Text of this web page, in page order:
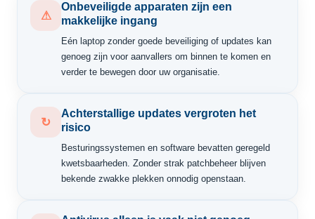
⚠
Onbeveiligde apparaten zijn een
makkelijke ingang
Eén laptop zonder goede beveiliging of updates kan
genoeg zijn voor aanvallers om binnen te komen en
verder te bewegen door uw organisatie.
↻
Achterstallige updates vergroten het
risico
Besturingssystemen en software bevatten geregeld
kwetsbaarheden. Zonder strak patchbeheer blijven
bekende zwakke plekken onnodig openstaan.